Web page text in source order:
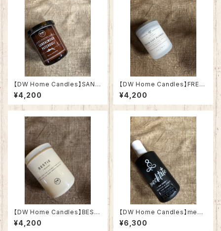
【DW Home Candles】SAND
ALWOOD PATCHOULI 3.8o
z【アロマキャンドル】
¥4,200
【DW Home Candles】FRES
H CUT FLOWERS 3.8oz【ア
ロマキャンドル】
¥4,200
【DW Home Candles】BESTI
E 3.8oz【アロマキャンドル】
¥4,200
【DW Home Candles】medit
ate 4oz【ルーム&リネンスプレ
ー】
¥6,300